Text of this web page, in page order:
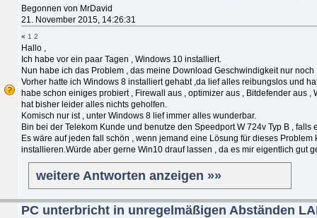
Begonnen von MrDavid
21. November 2015, 14:26:31
« 1 2
Hallo ,
Ich habe vor ein paar Tagen , Windows 10 installiert.
Nun habe ich das Problem , das meine Download Geschwindigkeit nur noch
Vorher hatte ich Windows 8 installiert gehabt ,da lief alles reibungslos und
habe schon einiges probiert , Firewall aus , optimizer aus , Bitdefender aus
hat bisher leider alles nichts geholfen.
Komisch nur ist , unter Windows 8 lief immer alles wunderbar.
Bin bei der Telekom Kunde und benutze den Speedport W 724v Typ B , falls
Es wäre auf jeden fall schön , wenn jemand eine Lösung für dieses
installieren.Würde aber gerne Win10 drauf lassen , da es mir eigentlich gut
weitere Antworten anzeigen »»
PC unterbricht in unregelmäßigen Abständen